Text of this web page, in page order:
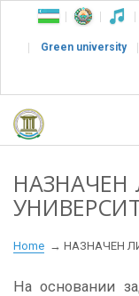
Green university
Home НАЗНАЧЕН
На основании